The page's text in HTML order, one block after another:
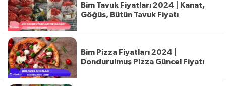
Bim Tavuk Fiyatları 2024 | Kanat,
Göğüs, Bütün Tavuk Fiyatı
Bim Pizza Fiyatları 2024 |
Dondurulmuş Pizza Güncel Fiyatı